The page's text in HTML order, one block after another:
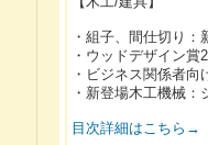
・組子、間仕切り
・ウッドデザイン賞
・ビジネス関係者
・新登場木工機械
目次詳細はこちら→